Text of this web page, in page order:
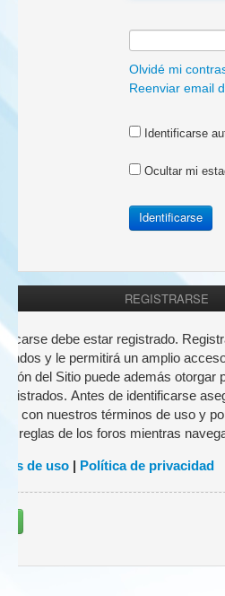
Olvidé mi
Reenviar email
Identificarse
Ocultar mi
REGISTRARSE
debe estar registrado.
y le permitirá un amplio
del Sitio puede además otorgar
Antes de identificarse
con nuestros términos de uso y
reglas de los foros mientras
de uso Política de privacidad